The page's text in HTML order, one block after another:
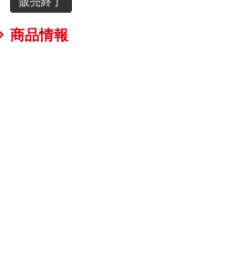
商品情報